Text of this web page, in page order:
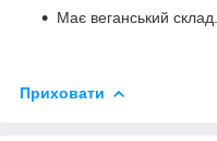
Має веганський склад.
Приховати